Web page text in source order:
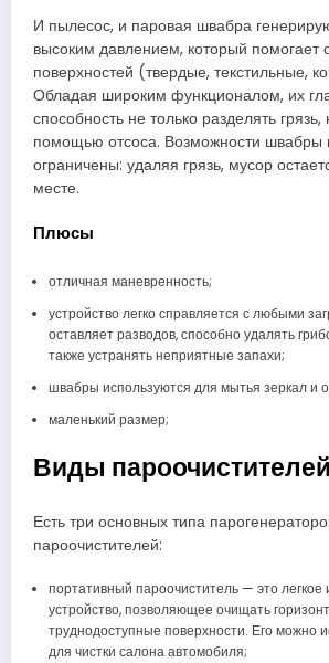
И пылесос, и паровая швабра
высоким давлением, который помогает
поверхностей (твердые, текстильные,
Обладая широким функционалом, их
способность не только разделять
помощью отсоса. Возможности швабры
ограничены: удаляя грязь, мусор
месте.
Плюсы
отличная маневренность;
устройство легко справляется с любыми
оставляет разводов, способно удалять
также устранять неприятные запахи;
швабры используются для мытья зеркал и
маленький размер;
Виды пароочистителей
Есть три основных типа
пароочистителей:
портативный пароочиститель — это легкое
устройство, позволяющее очищать
труднодоступные поверхности. Его можно
для чистки салона автомобиля;